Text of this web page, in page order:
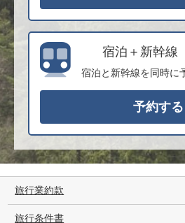
宿泊＋新幹線
宿泊と新幹線を同時に
旅行業約款
旅行条件書